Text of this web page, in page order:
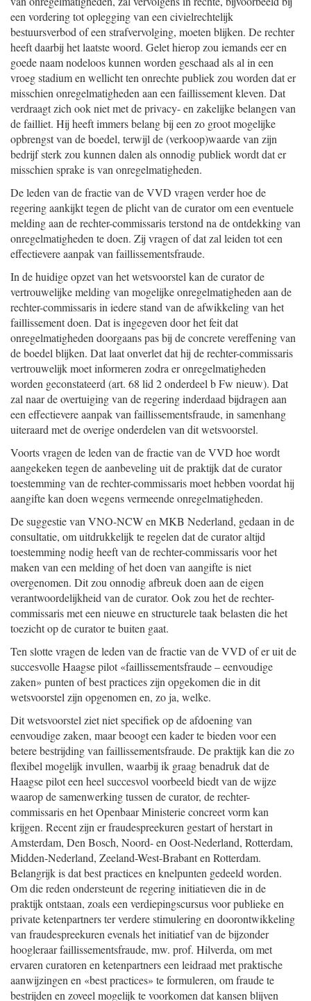
een vordering tot oplegging van een civielrechtelijk
bestuursverbod of een strafvervolging, moeten blijken. De rechter
heeft daarbij het laatste woord. Gelet hierop zou iemands eer en
goede naam nodeloos kunnen worden geschaad als al in een
vroeg stadium en wellicht ten onrechte publiek zou worden dat er
misschien onregelmatigheden aan een faillissement kleven. Dat
verdraagt zich ook niet met de privacy- en zakelijke belangen van
de failliet. Hij heeft immers belang bij een zo groot mogelijke
opbrengst van de boedel, terwijl de (verkoop)waarde van zijn
bedrijf sterk zou kunnen dalen als onnodig publiek wordt dat er
misschien sprake is van onregelmatigheden.
De leden van de fractie van de VVD vragen verder hoe de
regering aankijkt tegen de plicht van de curator om een eventuele
melding aan de rechter-commissaris terstond na de ontdekking van
onregelmatigheden te doen. Zij vragen of dat zal leiden tot een
effectievere aanpak van faillissementsfraude.
In de huidige opzet van het wetsvoorstel kan de curator de
vertrouwelijke melding van mogelijke onregelmatigheden aan de
rechter-commissaris in iedere stand van de afwikkeling van het
faillissement doen. Dat is ingegeven door het feit dat
onregelmatigheden doorgaans pas bij de concrete vereffening van
de boedel blijken. Dat laat onverlet dat hij de rechter-commissaris
vertrouwelijk moet informeren zodra er onregelmatigheden
worden geconstateerd (art. 68 lid 2 onderdeel b Fw nieuw). Dat
zal naar de overtuiging van de regering inderdaad bijdragen aan
een effectievere aanpak van faillissementsfraude, in samenhang
uiteraard met de overige onderdelen van dit wetsvoorstel.
Voorts vragen de leden van de fractie van de VVD hoe wordt
aangekeken tegen de aanbeveling uit de praktijk dat de curator
toestemming van de rechter-commissaris moet hebben voordat hij
aangifte kan doen wegens vermeende onregelmatigheden.
De suggestie van VNO-NCW en MKB Nederland, gedaan in de
consultatie, om uitdrukkelijk te regelen dat de curator altijd
toestemming nodig heeft van de rechter-commissaris voor het
maken van een melding of het doen van aangifte is niet
overgenomen. Dit zou onnodig afbreuk doen aan de eigen
verantwoordelijkheid van de curator. Ook zou het de rechter-
commissaris met een nieuwe en structurele taak belasten die het
toezicht op de curator te buiten gaat.
Ten slotte vragen de leden van de fractie van de VVD of er uit de
succesvolle Haagse pilot «faillissementsfraude – eenvoudige
zaken» punten of best practices zijn opgekomen die in dit
wetsvoorstel zijn opgenomen en, zo ja, welke.
Dit wetsvoorstel ziet niet specifiek op de afdoening van
eenvoudige zaken, maar beoogt een kader te bieden voor een
betere bestrijding van faillissementsfraude. De praktijk kan die zo
flexibel mogelijk invullen, waarbij ik graag benadruk dat de
Haagse pilot een heel succesvol voorbeeld biedt van de wijze
waarop de samenwerking tussen de curator, de rechter-
commissaris en het Openbaar Ministerie concreet vorm kan
krijgen. Recent zijn er fraudespreekuren gestart of herstart in
Amsterdam, Den Bosch, Noord- en Oost-Nederland, Rotterdam,
Midden-Nederland, Zeeland-West-Brabant en Rotterdam.
Belangrijk is dat best practices en knelpunten gedeeld worden.
Om die reden ondersteunt de regering initiatieven die in de
praktijk ontstaan, zoals een verdiepingscursus voor publieke en
private ketenpartners ter verdere stimulering en doorontwikkeling
van fraudespreekuren evenals het initiatief van de bijzonder
hoogleraar faillissementsfraude, mw. prof. Hilverda, om met
ervaren curatoren en ketenpartners een leidraad met praktische
aanwijzingen en «best practices» te formuleren, om fraude te
bestrijden en zoveel mogelijk te voorkomen dat kansen blijven